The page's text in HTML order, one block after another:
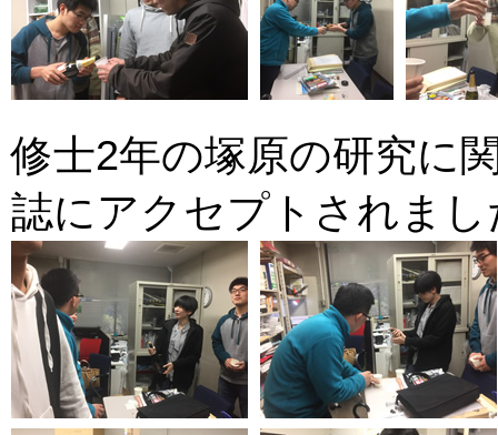
修士2年の塚原の研究に
誌にアクセプトされま